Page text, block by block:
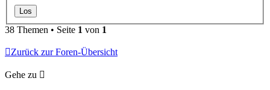
38 Themen • Seite 1 von 1
Zurück zur Foren-Übersicht
Gehe zu